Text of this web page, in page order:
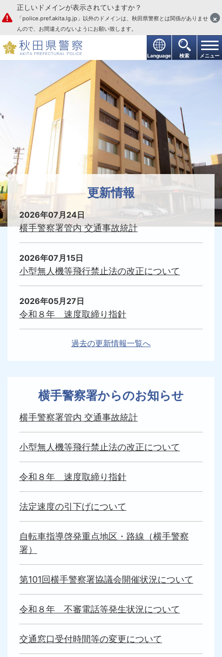
本文へ
Language 検索 メニュー
正しいドメインが表示されていますか？
「police.pref.akita.lg.jp」以外のドメインは、秋田県警察とは関係がありませ
んので、お間違えのないようにお願い致します。
×
横手警察署 更新情報
2026年07月24日
横手警察署管内 交通事故統計
2026年07月15日
小型無人機等飛行禁止法の改正について
2026年05月27日
令和８年 速度取締り指針
過去の更新情報一覧へ
横手警察署からのお知らせ
横手警察署管内 交通事故統計
小型無人機等飛行禁止法の改正について
令和８年 速度取締り指針
法定速度の引下げについて
自転車指導啓発重点地区・路線（横手警察
署）
第101回横手警察署協議会開催状況について
令和８年 不審電話等発生状況について
交通窓口受付時間等の変更について